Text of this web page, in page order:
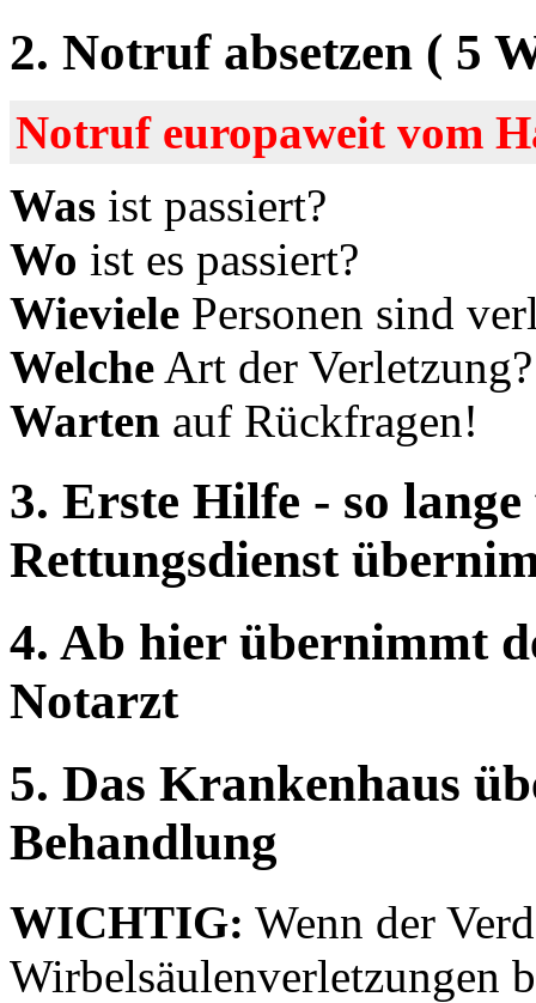
2. Notruf absetzen ( 5
Notruf europaweit vom
Was ist passiert?
Wo ist es passiert?
Wieviele Personen sind
Welche Art der Verletzung?
Warten auf Rückfragen!
3. Erste Hilfe - so
Rettungsdienst
4. Ab hier übernimmt
Notarzt
5. Das Krankenhaus
Behandlung
WICHTIG: Wenn der
Wirbelsäulenverletzungen